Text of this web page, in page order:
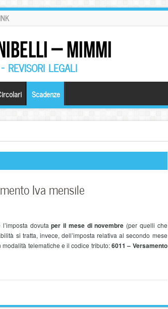
– MIMMI
REVISORI LEGALI
Scadenze
Iva mensile
dovutaper il mese di novembre (per quelli che
si tratta, invece, dell’imposta relativa al secondo mese
telematiche e il codice tributo:6011 – Versamento